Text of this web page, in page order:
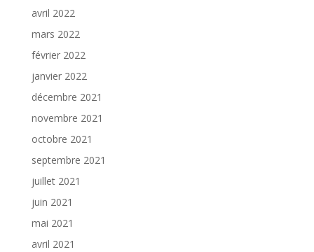
avril 2022
mars 2022
février 2022
janvier 2022
décembre 2021
novembre 2021
octobre 2021
septembre 2021
juillet 2021
juin 2021
mai 2021
avril 2021